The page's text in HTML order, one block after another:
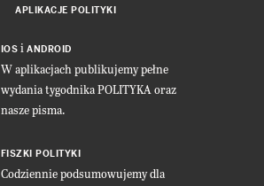
APLIKACJE POLITYKI
IOS i ANDROID
W aplikacjach publikujemy pełne
wydania tygodnika POLITYKA oraz
nasze pisma.
FISZKI POLITYKI
Codziennie podsumowujemy dla